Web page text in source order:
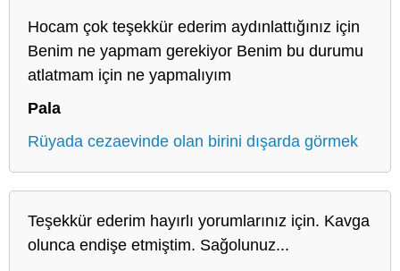
Hocam çok teşekkür ederim aydınlattığınız için
Benim ne yapmam gerekiyor Benim bu durumu
atlatmam için ne yapmalıyım
Pala
Rüyada cezaevinde olan birini dışarda görmek
Teşekkür ederim hayırlı yorumlarınız için. Kavga
olunca endişe etmiştim. Sağolunuz...